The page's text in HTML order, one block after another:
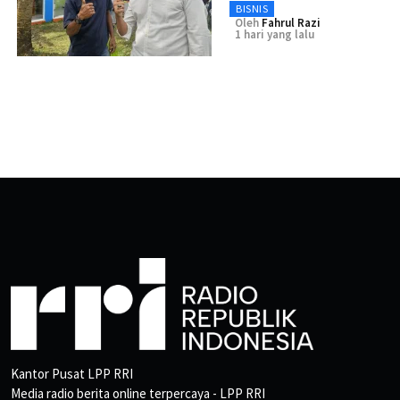
BISNIS
Oleh Fahrul Razi
1 hari yang lalu
Kantor Pusat LPP RRI
Media radio berita online terpercaya - LPP RRI